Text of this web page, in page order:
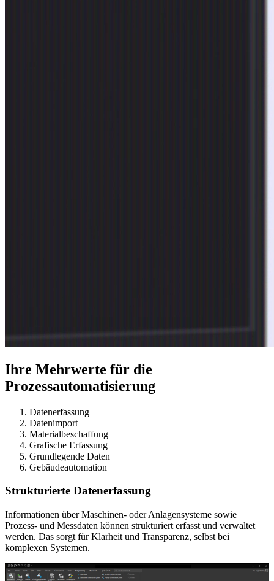
Ihre Mehrwerte für die
Prozessautomatisierung
Datenerfassung
Datenimport
Materialbeschaffung
Grafische Erfassung
Grundlegende Daten
Gebäudeautomation
Strukturierte Datenerfassung
Informationen über Maschinen- oder Anlagensysteme sowie
Prozess- und Messdaten können strukturiert erfasst und verwaltet
werden. Das sorgt für Klarheit und Transparenz, selbst bei
komplexen Systemen.